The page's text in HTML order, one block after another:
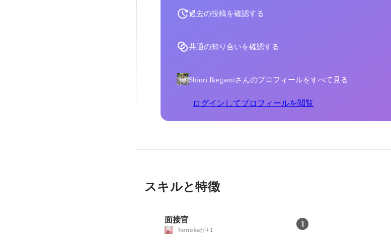
過去の投稿を確認する
共通の知り合いを確認する
Shiori Ikegamiさんのプロフィールをすべて見る
ログインしてプロフィールを閲覧
スキルと特徴
面接官 1
honokaが+1